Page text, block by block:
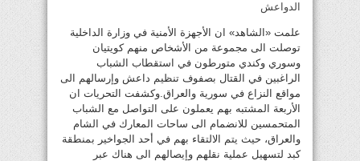
الدواعش
علمت «الشاهد» ان الأجهزة الأمنية في وزارة الداخلية
توصلت الى مجموعة من الأشخاص منهم كويتيان
وسوري وكندي متورطون في استقطاب الشباب
الراغبين في القتال بصفوف تنظيم داعش وإرسالهم الى
مواقع النزاع في سورية والعراق.وكشفت التحريات ان
الأربعة المشتبه بهم يعملون على التواصل مع الشباب
المتحمسين للانضمام الى ساحات المعارك في الشام
والعراق، حيث يتم الالتقاء بهم في أحد الجواخير بمنطقة
كبد لتسهيل عملية نقلهم وإيصالهم الى هناك عبر